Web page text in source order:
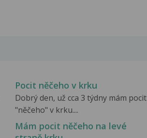
Pocit něčeho v krku
Dobrý den, už cca 3 týdny mám pocit
"něčeho" v krku....
Mám pocit něčeho na levé